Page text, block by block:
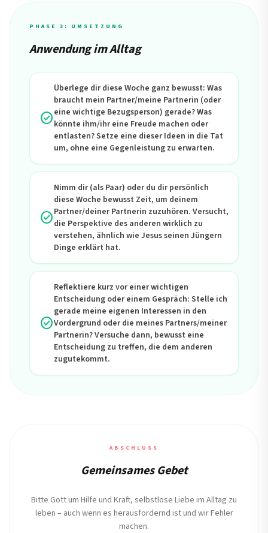
PHASE 3: UMSETZUNG
Anwendung im Alltag
check_circle
Überlege dir diese Woche ganz bewusst: Was
braucht mein Partner/meine Partnerin (oder
eine wichtige Bezugsperson) gerade? Was
könnte ihm/ihr eine Freude machen oder
entlasten? Setze eine dieser Ideen in die Tat
um, ohne eine Gegenleistung zu erwarten.
check_circle
Nimm dir (als Paar) oder du dir persönlich
diese Woche bewusst Zeit, um deinem
Partner/deiner Partnerin zuzuhören. Versucht,
die Perspektive des anderen wirklich zu
verstehen, ähnlich wie Jesus seinen Jüngern
Dinge erklärt hat.
check_circle
Reflektiere kurz vor einer wichtigen
Entscheidung oder einem Gespräch: Stelle ich
gerade meine eigenen Interessen in den
Vordergrund oder die meines Partners/meiner
Partnerin? Versuche dann, bewusst eine
Entscheidung zu treffen, die dem anderen
zugutekommt.
ABSCHLUSS
Gemeinsames Gebet
Bitte Gott um Hilfe und Kraft, selbstlose Liebe im Alltag zu
leben – auch wenn es herausfordernd ist und wir Fehler
machen.